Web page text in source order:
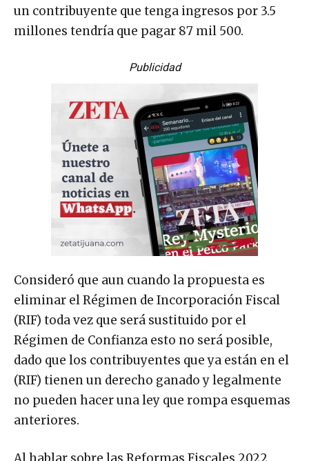
un contribuyente que tenga ingresos por 3.5
millones tendría que pagar 87 mil 500.
Publicidad
Consideró que aun cuando la propuesta es
eliminar el Régimen de Incorporación Fiscal
(RIF) toda vez que será sustituido por el
Régimen de Confianza esto no será posible,
dado que los contribuyentes que ya están en el
(RIF) tienen un derecho ganado y legalmente
no pueden hacer una ley que rompa esquemas
anteriores.